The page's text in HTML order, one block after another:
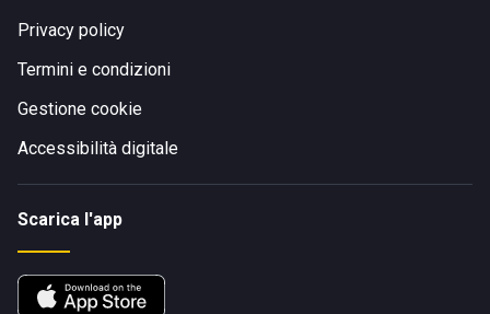
Privacy policy
Termini e condizioni
Gestione cookie
Accessibilità digitale
Scarica l'app